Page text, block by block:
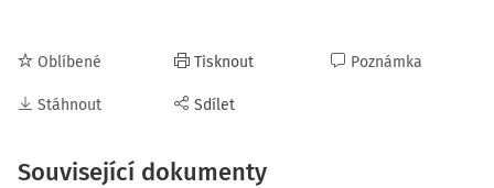
Oblíbené
Stáhnout
Tisknout
Sdílet
Poznámka
Související dokumenty